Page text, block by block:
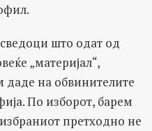
што одат од
„материјал“,
даде на обвинителите
По изборот, барем
претходно не